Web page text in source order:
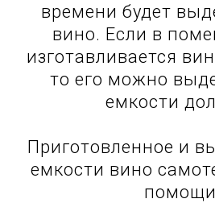
времени будет
вино. Если в
изготавливается
то его можно
емкости
Приготовленное и
емкости вино
помощи